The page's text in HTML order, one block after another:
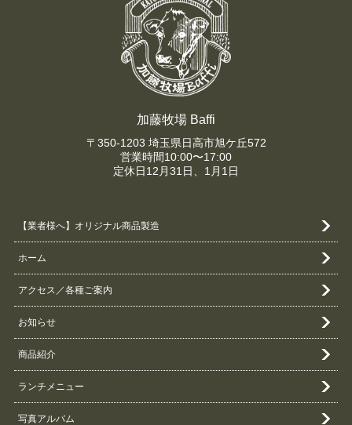
加藤牧場 Baffi
〒350-1203 埼玉県日高市旭ケ丘572
営業時間10:00〜17:00
定休日12月31日、1月1日
【業者様へ】オリジナル商品製造
ホーム
アクセス／各種ご案内
お知らせ
商品紹介
ランチメニュー
写真アルバム